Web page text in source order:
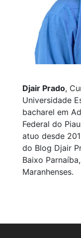
Djair Prado,
Universidade
bacharel em
Federal do
atuo desde
do Blog Djair
Baixo
Maranhenses.